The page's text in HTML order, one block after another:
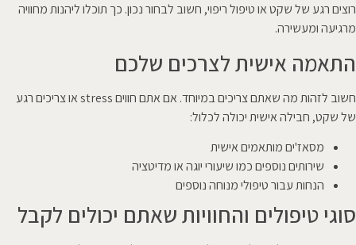
רוצים רגע של שקט או טיפול ריפוי, חשוב לבחור נכון. כך תוכלו ליהנות מחוויה
מרגיעה ומעשירה.
התאמה אישית לצרכים שלכם
חשוב לזהות מה שאתם צריכים במיוחד. אם אתם חווים stress או צריכים רגע
של שקט, חבילה אישית יכולה לכלול:
מסאז'ים מותאמים אישית
שירותים נוספים כמו שיעורי יוגה או מדיטציה
הנחות עבור טיפולי מנוחה נוספים
סוגי טיפולים והחוויות שאתם יכולים לקבל